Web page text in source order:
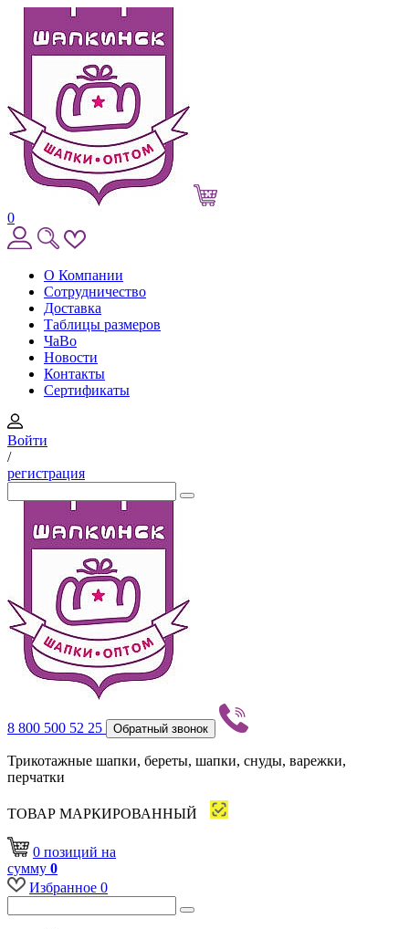
0
О Компании
Сотрудничество
Доставка
Таблицы размеров
ЧаВо
Новости
Контакты
Сертификаты
Войти
/
регистрация
8 800 500 52 25 Обратный звонок
Трикотажные шапки, береты, шапки, снуды, варежки,
перчатки
ТОВАР МАРКИРОВАННЫЙ
0 позиций на
сумму 0
Избранное 0